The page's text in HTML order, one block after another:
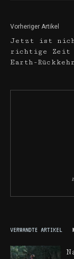
Vorheriger Artikel
Jetzt ist
richtige Zeit
Earth-Rückkehr
VERWANDTE ARTIKEL